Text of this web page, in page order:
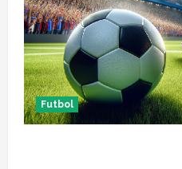
Futbol